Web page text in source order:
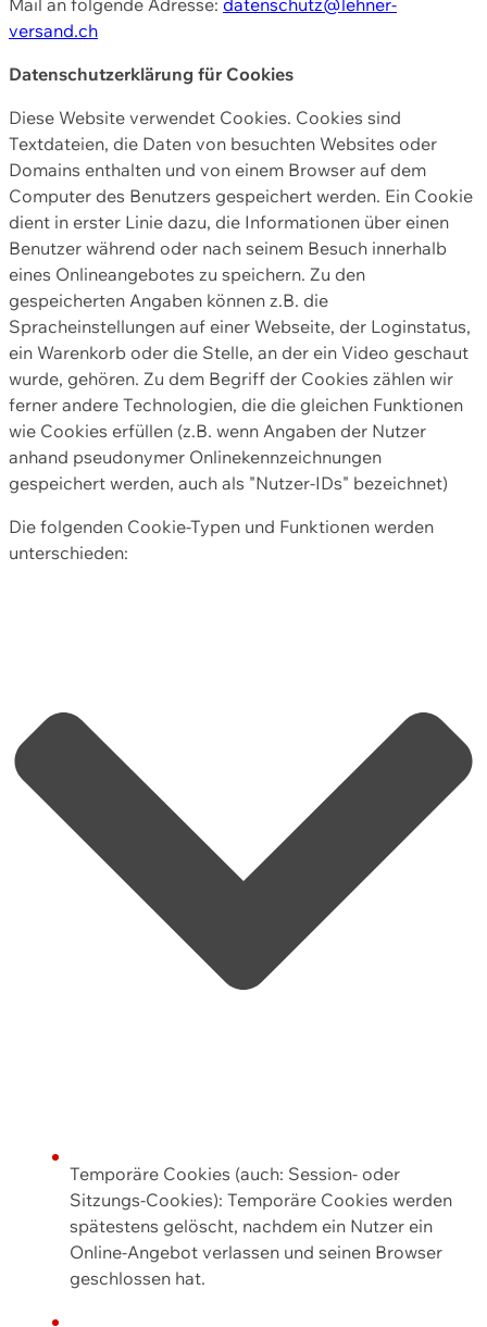
versand.ch
Datenschutzerklärung für Cookies
Diese Website verwendet Cookies. Cookies sind
Textdateien, die Daten von besuchten Websites oder
Domains enthalten und von einem Browser auf dem
Computer des Benutzers gespeichert werden. Ein Cookie
dient in erster Linie dazu, die Informationen über einen
Benutzer während oder nach seinem Besuch innerhalb
eines Onlineangebotes zu speichern. Zu den
gespeicherten Angaben können z.B. die
Spracheinstellungen auf einer Webseite, der Loginstatus,
ein Warenkorb oder die Stelle, an der ein Video geschaut
wurde, gehören. Zu dem Begriff der Cookies zählen wir
ferner andere Technologien, die die gleichen Funktionen
wie Cookies erfüllen (z.B. wenn Angaben der Nutzer
anhand pseudonymer Onlinekennzeichnungen
gespeichert werden, auch als "Nutzer-IDs" bezeichnet)
Die folgenden Cookie-Typen und Funktionen werden
unterschieden:
Temporäre Cookies (auch: Session- oder
Sitzungs-Cookies): Temporäre Cookies werden
spätestens gelöscht, nachdem ein Nutzer ein
Online-Angebot verlassen und seinen Browser
geschlossen hat.